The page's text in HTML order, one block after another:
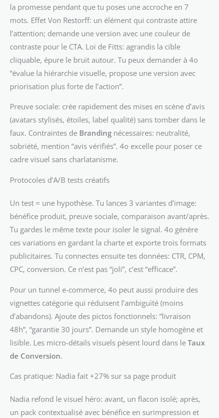
la promesse pendant que tu poses une accroche en 7
mots. Effet Von Restorff: un élément qui contraste attire
l’attention; demande une version avec une couleur de
contraste pour le CTA. Loi de Fitts: agrandis la cible
cliquable, épure le bruit autour. Tu peux demander à 4o
“évalue la hiérarchie visuelle, propose une version avec
priorisation plus forte de l’action”.
Preuve sociale: crée rapidement des mises en scène d’avis
(avatars stylisés, étoiles, label qualité) sans tomber dans le
faux. Contraintes de Branding nécessaires: neutralité,
sobriété, mention “avis vérifiés”. 4o excelle pour poser ce
cadre visuel sans charlatanisme.
Protocoles d’A/B tests créatifs
Un test = une hypothèse. Tu lances 3 variantes d’image:
bénéfice produit, preuve sociale, comparaison avant/après.
Tu gardes le même texte pour isoler le signal. 4o génère
ces variations en gardant la charte et exporte trois formats
publicitaires. Tu connectes ensuite tes données: CTR, CPM,
CPC, conversion. Ce n’est pas “joli”, c’est “efficace”.
Pour un tunnel e-commerce, 4o peut aussi produire des
vignettes catégorie qui réduisent l’ambiguïté (moins
d’abandons). Ajoute des pictos fonctionnels: “livraison
48h”, “garantie 30 jours”. Demande un style homogène et
lisible. Les micro-détails visuels pèsent lourd dans le Taux
de Conversion.
Cas pratique: Nadia fait +27% sur sa page produit
Nadia refond le visuel héro: avant, un flacon isolé; après,
un pack contextualisé avec bénéfice en surimpression et